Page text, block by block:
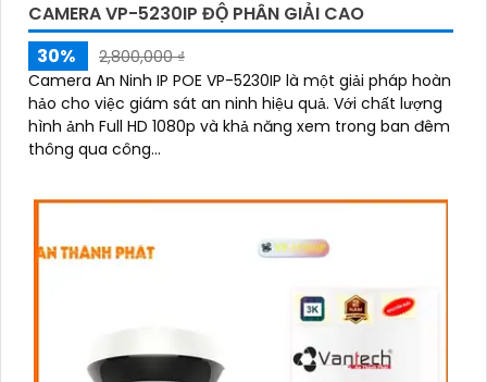
CAMERA VP-5230IP ĐỘ PHÂN GIẢI CAO
30%
2,800,000 ₫
Camera An Ninh IP POE VP-5230IP là một giải pháp hoàn
hảo cho việc giám sát an ninh hiệu quả. Với chất lượng
hình ảnh Full HD 1080p và khả năng xem trong ban đêm
thông qua công...